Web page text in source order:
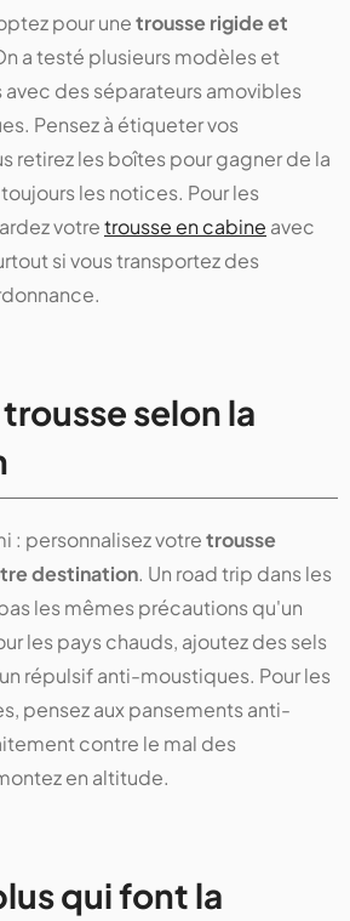
pour unetrousse rigide et
a testé plusieurs modèles et
des séparateurs amovibles
Pensez à étiqueter vos
retirez les boîtes pour gagner de la
les notices. Pour les
votretrousse en cabine avec
si vous transportez des
selon la
: personnalisez votretrousse
destination. Un road trip dans les
les mêmes précautions qu'un
les pays chauds, ajoutez des sels
répulsif anti-moustiques. Pour les
pensez aux pansements anti-
contre le mal des
en altitude.
qui font la